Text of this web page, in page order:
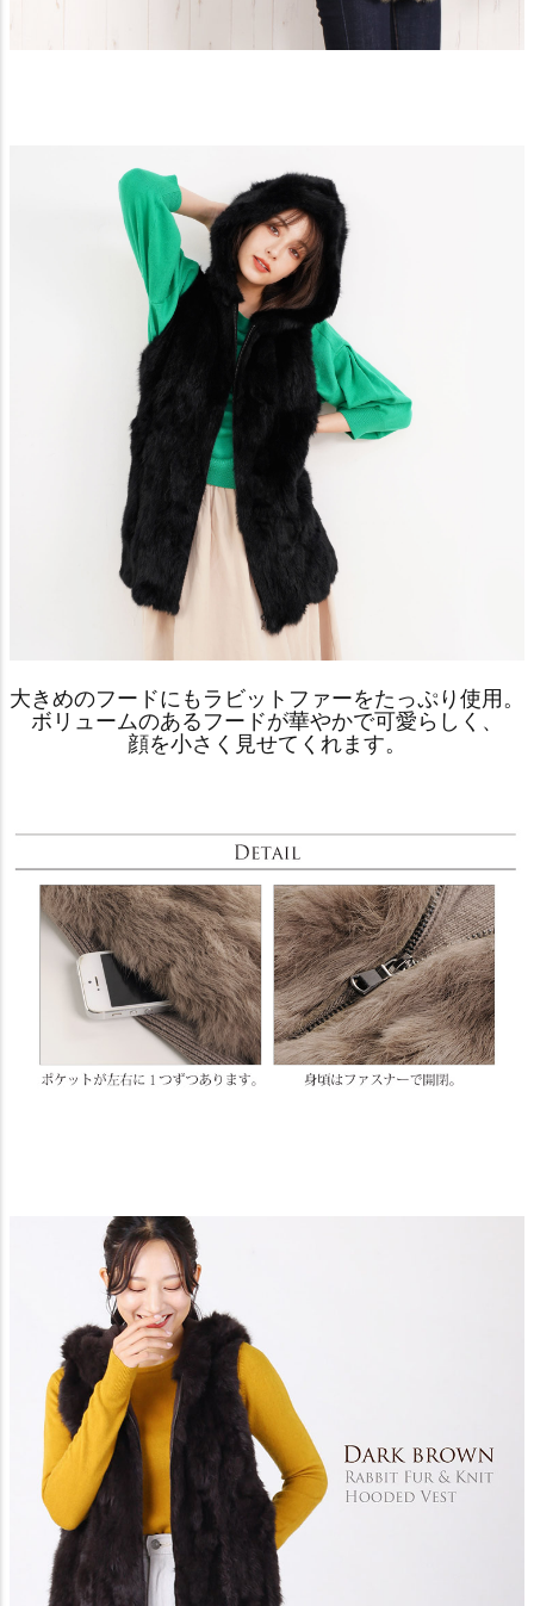
大きめのフードにもラビットファーをたっぷり使用。
ボリュームのあるフードが華やかで可愛らしく、
顔を小さく見せてくれます。